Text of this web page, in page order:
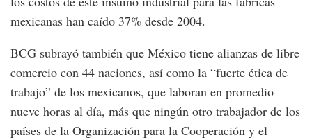
mexicanas han caído 37% desde 2004.
BCG subrayó también que México tiene alianzas de libre
comercio con 44 naciones, así como la “fuerte ética de
trabajo” de los mexicanos, que laboran en promedio
nueve horas al día, más que ningún otro trabajador de los
países de la Organización para la Cooperación y el